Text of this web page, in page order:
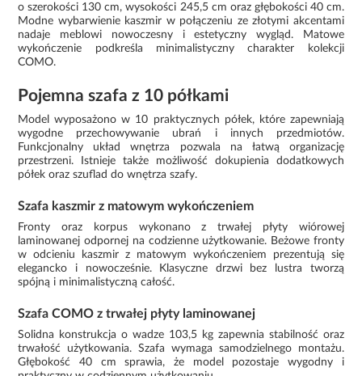
o szerokości 130 cm, wysokości 245,5 cm oraz głębokości 40 cm.
Modne wybarwienie kaszmir w połączeniu ze złotymi akcentami
nadaje meblowi nowoczesny i estetyczny wygląd. Matowe
wykończenie podkreśla minimalistyczny charakter kolekcji
COMO.
Pojemna szafa z 10 półkami
Model wyposażono w 10 praktycznych półek, które zapewniają
wygodne przechowywanie ubrań i innych przedmiotów.
Funkcjonalny układ wnętrza pozwala na łatwą organizację
przestrzeni. Istnieje także możliwość dokupienia dodatkowych
półek oraz szuflad do wnętrza szafy.
Szafa kaszmir z matowym wykończeniem
Fronty oraz korpus wykonano z trwałej płyty wiórowej
laminowanej odpornej na codzienne użytkowanie. Beżowe fronty
w odcieniu kaszmir z matowym wykończeniem prezentują się
elegancko i nowocześnie. Klasyczne drzwi bez lustra tworzą
spójną i minimalistyczną całość.
Szafa COMO z trwałej płyty laminowanej
Solidna konstrukcja o wadze 103,5 kg zapewnia stabilność oraz
trwałość użytkowania. Szafa wymaga samodzielnego montażu.
Głębokość 40 cm sprawia, że model pozostaje wygodny i